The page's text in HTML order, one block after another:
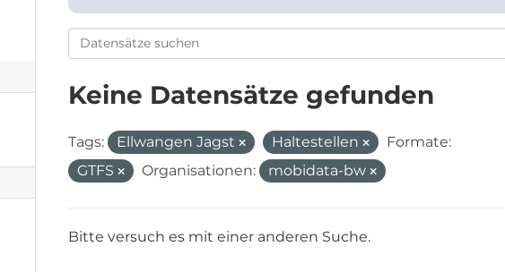
Keine Datensätze gefunden
Tags: Ellwangen Jagst Haltestellen
Formate:
GTFS
Organisationen: mobidata-bw
Bitte versuch es mit einer anderen Suche.